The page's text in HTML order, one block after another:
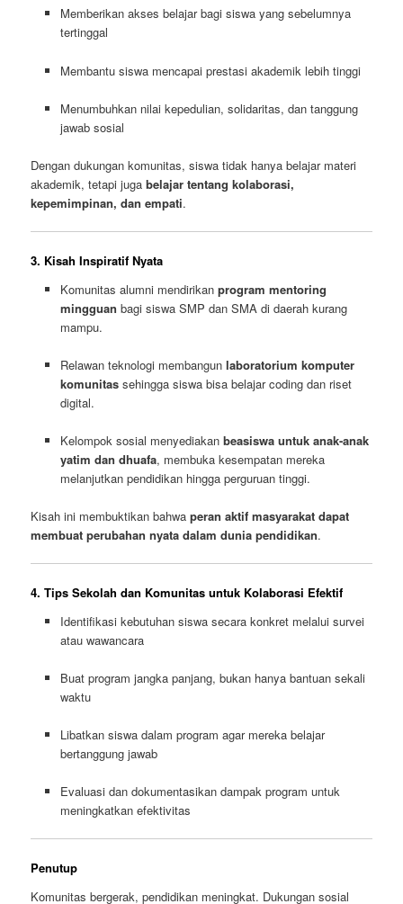
Memberikan akses belajar bagi siswa yang sebelumnya
tertinggal
Membantu siswa mencapai prestasi akademik lebih tinggi
Menumbuhkan nilai kepedulian, solidaritas, dan tanggung
jawab sosial
Dengan dukungan komunitas, siswa tidak hanya belajar materi
akademik, tetapi jugabelajar tentang kolaborasi,
kepemimpinan, dan empati.
3. Kisah Inspiratif Nyata
Komunitas alumni mendirikan program mentoring
mingguan bagi siswa SMP dan SMA di daerah kurang
mampu.
Relawan teknologi membangun laboratorium komputer
komunitassehingga siswa bisa belajar coding dan riset
digital.
Kelompok sosial menyediakan beasiswa untuk anak-anak
yatim dan dhuafa, membuka kesempatan mereka
melanjutkan pendidikan hingga perguruan tinggi.
Kisah ini membuktikan bahwaperan aktif masyarakat dapat
membuat perubahan nyata dalam dunia pendidikan.
4. Tips Sekolah dan Komunitas untuk Kolaborasi Efektif
Identifikasi kebutuhan siswa secara konkret melalui survei
atau wawancara
Buat program jangka panjang, bukan hanya bantuan sekali
waktu
Libatkan siswa dalam program agar mereka belajar
bertanggung jawab
Evaluasi dan dokumentasikan dampak program untuk
meningkatkan efektivitas
Penutup
Komunitas bergerak, pendidikan meningkat. Dukungan sosial